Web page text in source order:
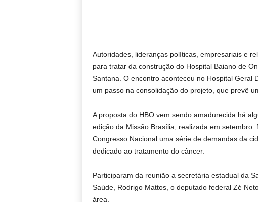
Autoridades, lideranças políticas, empresariais e
para tratar da construção do Hospital Baiano de
Santana. O encontro aconteceu no Hospital Geral
um passo na consolidação do projeto, que prevê
A proposta do HBO vem sendo amadurecida há
edição da Missão Brasília, realizada em
Congresso Nacional uma série de demandas da
dedicado ao tratamento do câncer.
Participaram da reunião a secretária estadual da
Saúde, Rodrigo Mattos, o deputado federal Zé
área.